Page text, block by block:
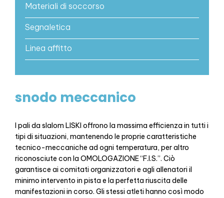
Materiali di soccorso
Segnaletica
Linea affitto
snodo meccanico
I pali da slalom LISKI offrono la massima efficienza in tutti i
tipi di situazioni, mantenendo le proprie caratteristiche
tecnico-meccaniche ad ogni temperatura, per altro
riconosciute con la OMOLOGAZIONE “F.I.S.”. Ciò
garantisce ai comitati organizzatori e agli allenatori il
minimo intervento in pista e la perfetta riuscita delle
manifestazioni in corso. Gli stessi atleti hanno così modo